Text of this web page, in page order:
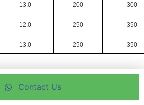
Contact Us
13.0 200 300
12.0 250 350
13.0 250 350
Resmi produk YG1
Straight Shank Drills.
salah satu Brand yang